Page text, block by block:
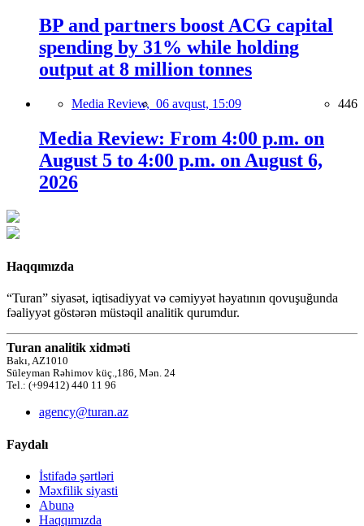
BP and partners boost ACG capital
spending by 31% while holding
output at 8 million tonnes
Media Review, 06 avqust, 15:09 446
Media Review: From 4:00 p.m. on
August 5 to 4:00 p.m. on August 6,
2026
Haqqımızda
“Turan” siyasət, iqtisadiyyat və cəmiyyət həyatının qovuşuğunda
fəaliyyət göstərən müstəqil analitik qurumdur.
Turan analitik xidməti
Bakı, AZ1010
Süleyman Rəhimov küç.,186, Mən. 24
Tel.: (+99412) 440 11 96
agency@turan.az
Faydalı
İstifadə şərtləri
Məxfilik siyasti
Abunə
Haqqımızda